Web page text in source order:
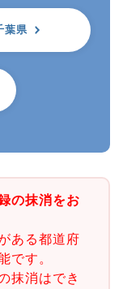
葉県
の抹消をお
ある都道府
です。
抹消はでき